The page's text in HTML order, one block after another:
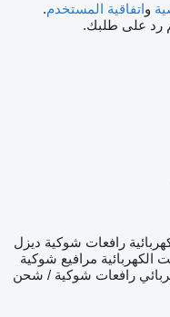
واتفاقية المستخدم.
رد على طلبك.
رافعات شوكية ديزل
الكهربائية مرافيع شوكية
رافعات شوكية / شحن